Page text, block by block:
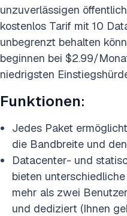
unzuverlässigen
kostenlos Tarif mit 10
unbegrenzt behalten
beginnen bei $2.99/
niedrigsten
Funktionen:
Jedes Paket
die Bandbreite und
Datacenter- und
bieten
mehr als zwei
und dediziert (Ihnen